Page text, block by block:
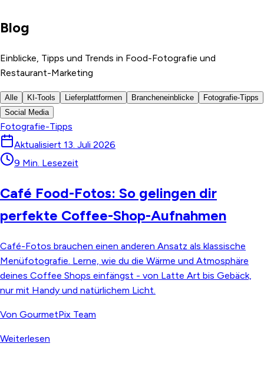
Blog
Einblicke, Tipps und Trends in Food-Fotografie und
Restaurant-Marketing
Alle KI-Tools Lieferplattformen Brancheneinblicke
Fotografie-Tipps
Social Media
Fotografie-Tipps
Aktualisiert 13. Juli 2026
9 Min. Lesezeit
Café Food-Fotos: So gelingen dir
perfekte Coffee-Shop-Aufnahmen
Café-Fotos brauchen einen anderen Ansatz als klassische
Menüfotografie. Lerne, wie du die Wärme und Atmosphäre
deines Coffee Shops einfängst - von Latte Art bis Gebäck,
nur mit Handy und natürlichem Licht.
Von GourmetPix Team
Weiterlesen